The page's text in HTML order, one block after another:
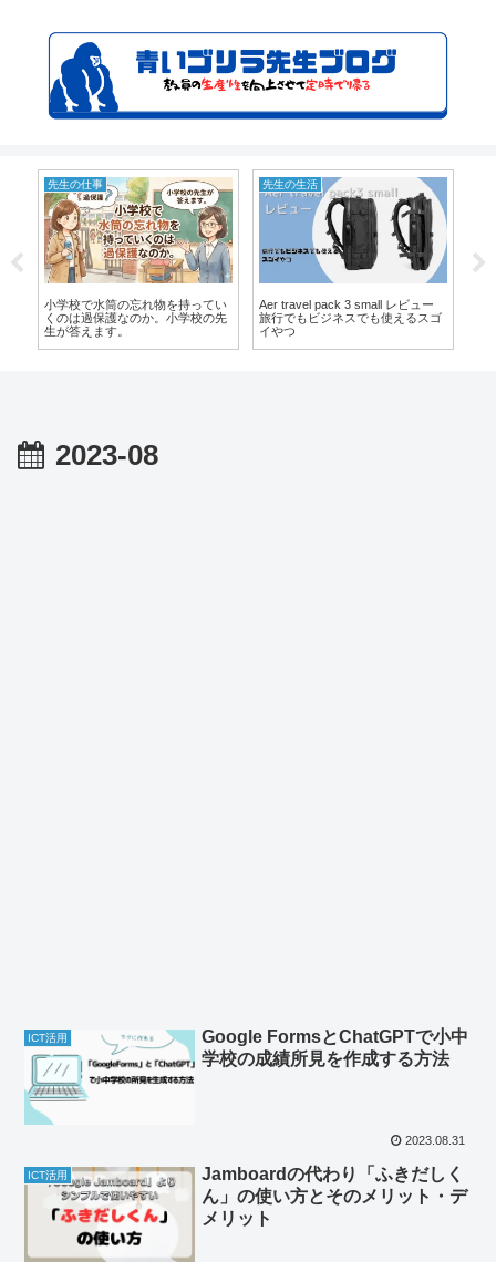
先生の仕事
小学校で水筒の忘れ物を持ってい
くのは過保護なのか。小学校の先
生が答えます。
先生の生活
Aer travel pack 3 small レビュー
旅行でもビジネスでも使えるスゴ
イやつ
2023-08
ICT活用
Google FormsとChatGPTで小中
学校の成績所見を作成する方法
2023.08.31
ICT活用
Jamboardの代わり「ふきだしく
ん」の使い方とそのメリット・デ
メリット